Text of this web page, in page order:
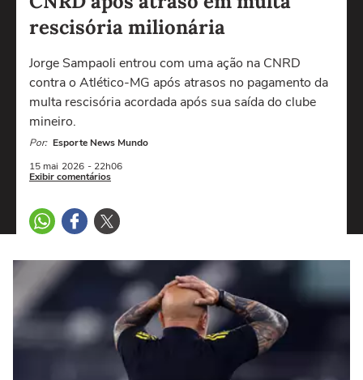
rescisória milionária
Jorge Sampaoli entrou com uma ação na CNRD
contra o Atlético-MG após atrasos no pagamento da
multa rescisória acordada após sua saída do clube
mineiro.
Por: Esporte News Mundo
15 mai 2026 - 22h06
Exibir comentários